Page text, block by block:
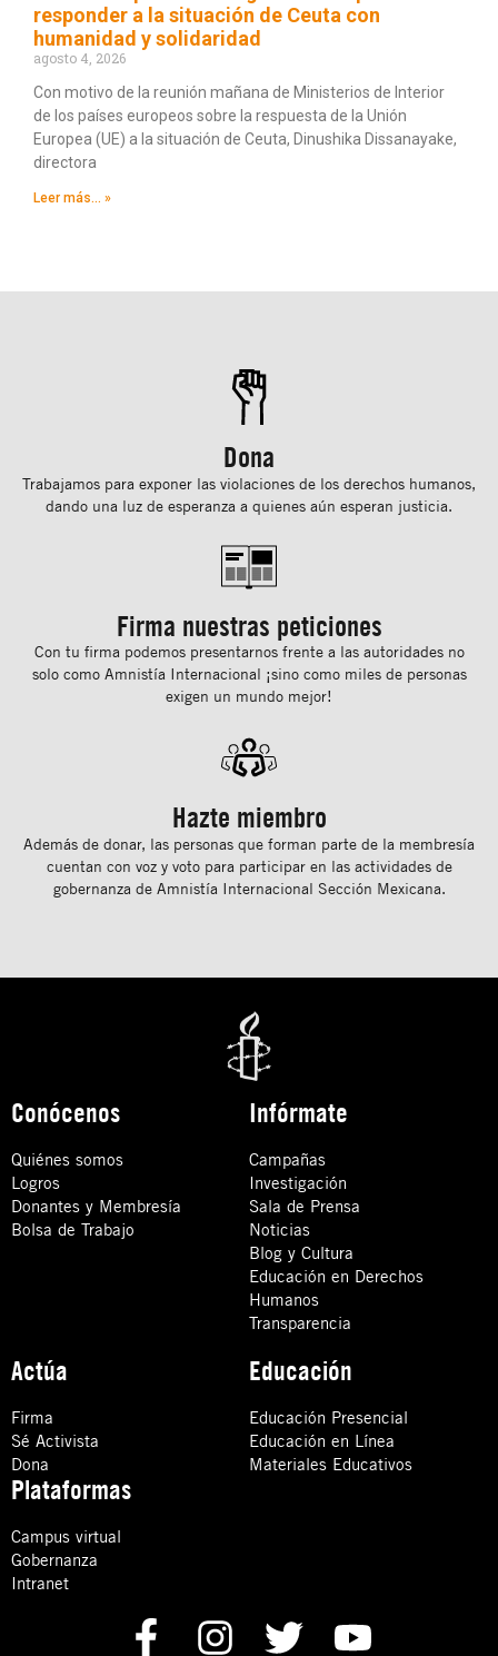
responder a la situación de Ceuta con
humanidad y solidaridad
agosto 4, 2026
Con motivo de la reunión mañana de Ministerios de Interior
de los países europeos sobre la respuesta de la Unión
Europea (UE) a la situación de Ceuta, Dinushika Dissanayake,
directora
Leer más... »
Dona
Trabajamos para exponer las violaciones de los derechos humanos,
dando una luz de esperanza a quienes aún esperan justicia.
Firma nuestras peticiones
Con tu ﬁrma podemos presentarnos frente a las autoridades no
solo como Amnistía Internacional ¡sino como miles de personas
exigen un mundo mejor!
Hazte miembro
Además de donar, las personas que forman parte de la membresía
cuentan con voz y voto para participar en las actividades de
gobernanza de Amnistía Internacional Sección Mexicana.
Conócenos
Quiénes somos
Logros
Donantes y Membresía
Bolsa de Trabajo
Infórmate
Campañas
Investigación
Sala de Prensa
Noticias
Blog y Cultura
Educación en Derechos
Humanos
Transparencia
Actúa
Firma
Sé Activista
Dona
Educación
Educación Presencial
Educación en Línea
Materiales Educativos
Plataformas
Campus virtual
Gobernanza
Intranet